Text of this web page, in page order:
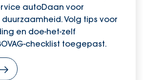
autoDaan voor
Volg tips voor
en doe-het-zelf
checklist toegepast.